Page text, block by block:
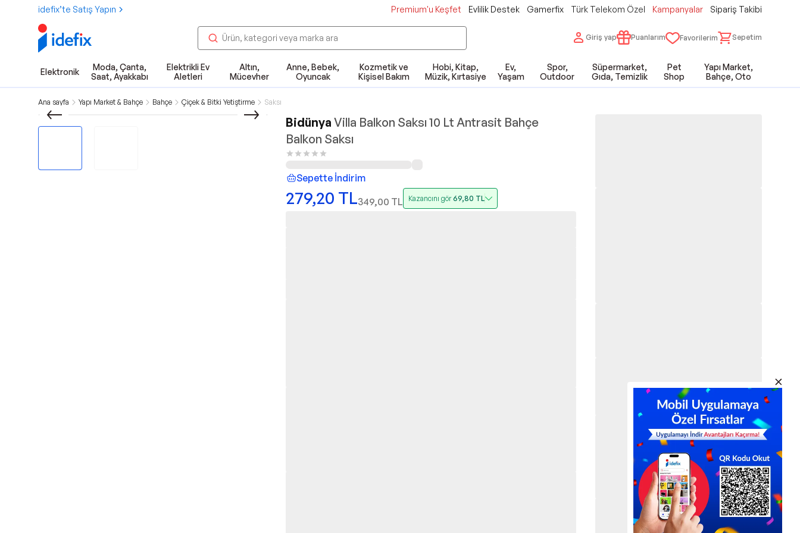
idefix’te Satış Yapın Premium'u Keşfet Evlilik Destek Gamerfix Türk Telekom Özel Kampanyalar Sipariş Takibi
Giriş yap Puanlarım Favorilerim Sepetim
Elektronik
Moda, Çanta,
Saat, Ayakkabı
Elektrikli Ev
Aletleri
Altın,
Mücevher
Anne, Bebek,
Oyuncak
Kozmetik ve
Kişisel Bakım
Hobi, Kitap,
Müzik, Kırtasiye
Ev,
Yaşam
Spor,
Outdoor
Süpermarket,
Gıda, Temizlik
Pet
Shop
Yapı Market,
Bahçe, Oto
Ana sayfa Yapı Market & Bahçe Bahçe Çiçek & Bitki Yetiştirme Saksı
Bidünya Villa Balkon Saksı 10 Lt Antrasit Bahçe
Balkon Saksı
Sepette İndirim
279,20 TL349,00 TL Kazancını gör69,80 TL